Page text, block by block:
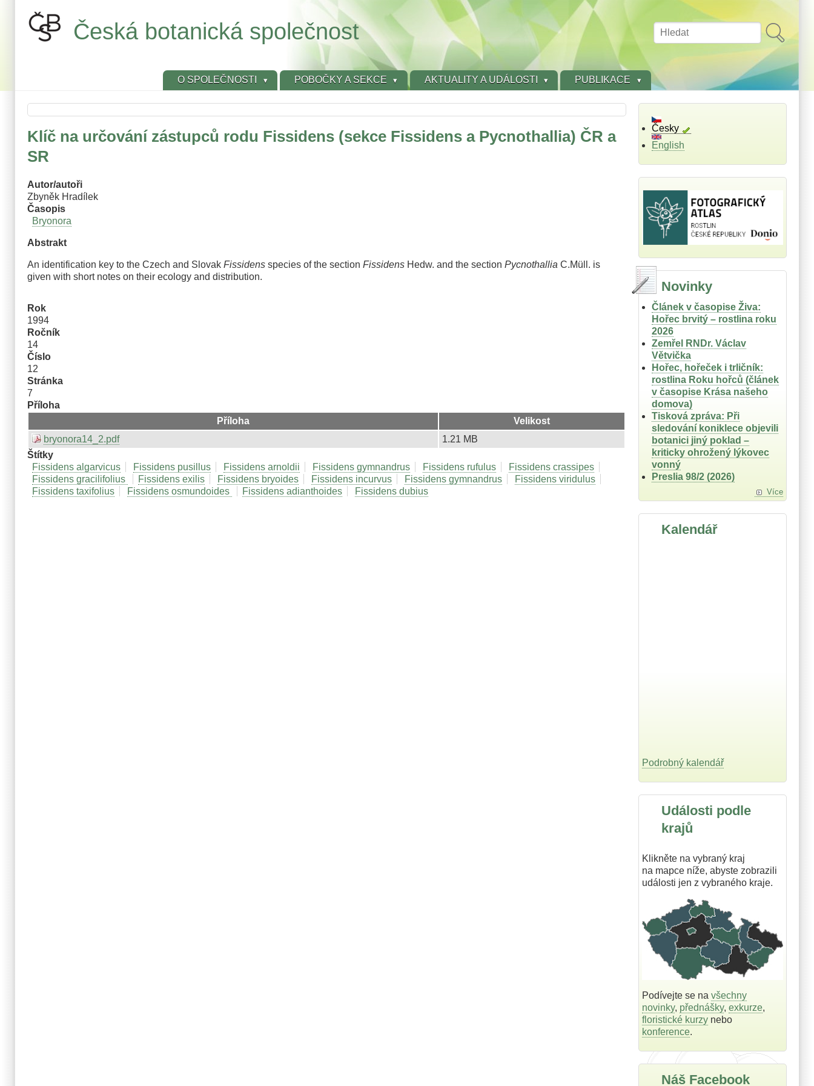
hlavnímu
Hledat
Česká botanická společnost
O SPOLEČNOSTI POBOČKY A SEKCE AKTUALITY A UDÁLOSTI PUBLIKACE
Klíč na určování zástupců rodu Fissidens (sekce Fissidens a Pycnothallia) ČR a
SR
Autor/autoři
Zbyněk Hradílek
Časopis
Bryonora
Abstrakt
An identification key to the Czech and Slovak Fissidens species of the section Fissidens Hedw. and the section Pycnothallia C.Müll. is
given with short notes on their ecology and distribution.
Rok
1994
Ročník
14
Číslo
12
Stránka
7
Příloha
Příloha
Velikost
bryonora14_2.pdf
1.21 MB
Štítky
Fissidens algarvicus
Fissidens pusillus Fissidens arnoldii Fissidens gymnandrus Fissidens rufulus
Fissidens crassipes
Fissidens gracilifolius
Fissidens exilis Fissidens bryoides Fissidens incurvus Fissidens gymnandrus
Fissidens viridulus
Fissidens taxifolius
Fissidens osmundoides Fissidens adianthoides Fissidens dubius
Česky
English
Novinky
Článek v časopise Živa:
Hořec brvitý – rostlina roku
2026
Zemřel RNDr. Václav
Větvička
Hořec, hořeček i trličník:
rostlina Roku hořců (článek
v časopise Krása našeho
domova)
Tisková zpráva: Při
sledování koniklece objevili
botanici jiný poklad –
kriticky ohrožený lýkovec
vonný
Preslia 98/2 (2026)
Více
Kalendář
Podrobný kalendář
Události podle
krajů
Klikněte na vybraný kraj
na mapce níže, abyste zobrazili
události jen z vybraného kraje.
Podívejte se na všechny
novinky, přednášky, exkurze,
floristické kurzynebo
konference.
Náš Facebook